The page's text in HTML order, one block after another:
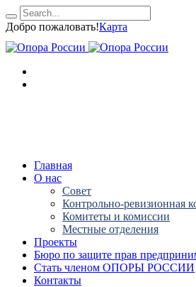
Добро пожаловать!Карта
Главная
О нас
Совет
Контрольно-ревизионная
Комитеты и комиссии
Местные отделения
Проекты
Бюро по защите прав
Стать членом ОПОРЫ РОССИИ
Контакты